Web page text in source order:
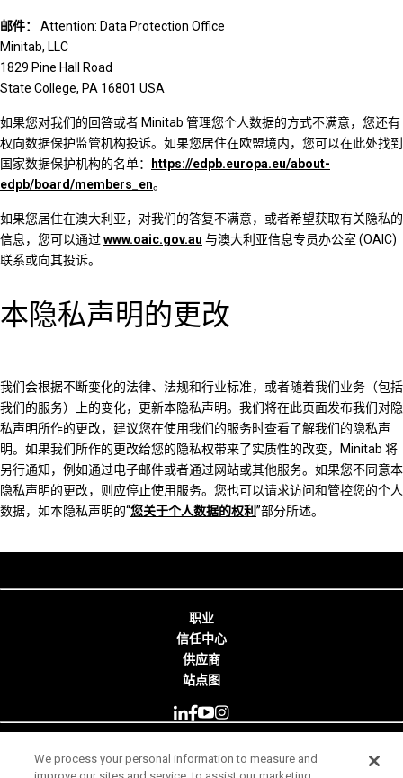
邮件：
Attention: Data Protection Office
Minitab, LLC
1829 Pine Hall Road
State College, PA 16801 USA
如果您对我们的回答或者 Minitab 管理您个人数据的方式不满意，您还有
权向数据保护监管机构投诉。如果您居住在欧盟境内，您可以在此处找到
国家数据保护机构的名单：
https://edpb.europa.eu/about-
edpb/board/members_en。
如果您居住在澳大利亚，对我们的答复不满意，或者希望获取有关隐私的
信息，您可以通过 www.oaic.gov.au 与澳大利亚信息专员办公室 (OAIC)
联系或向其投诉。
本隐私声明的更改
我们会根据不断变化的法律、法规和行业标准，或者随着我们业务（包括
我们的服务）上的变化，更新本隐私声明。我们将在此页面发布我们对隐
私声明所作的更改，建议您在使用我们的服务时查看了解我们的隐私声
明。如果我们所作的更改给您的隐私权带来了实质性的改变，Minitab 将
另行通知，例如通过电子邮件或者通过网站或其他服务。如果您不同意本
隐私声明的更改，则应停止使用服务。您也可以请求访问和管控您的个人
数据，如本隐私声明的“您关于个人数据的权利 ”部分所述。
职业
信任中心
供应商
站点图
© 2026 Minitab, LLC. All Rights Reserved.
We process your personal information to measure and